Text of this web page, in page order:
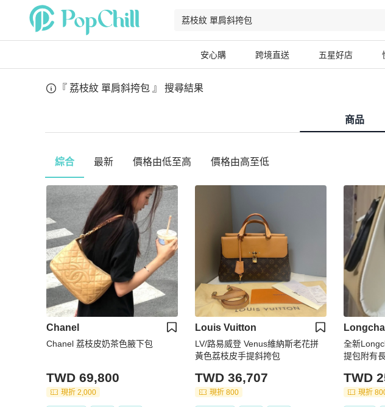
安心購 跨境直送 五星好店
『 荔枝紋 單肩斜挎包 』 搜尋結果
商品
綜合 最新 價格由低至高 價格由高至低
Chanel
Chanel 荔枝皮奶茶色腋下包
TWD 69,800
現折 2,000
Louis Vuitton
LV/路易威登 Venus維納斯老花拼
黃色荔枝皮手提斜挎包
TWD 36,707
現折 800
全新
提包附有
TWD
現折